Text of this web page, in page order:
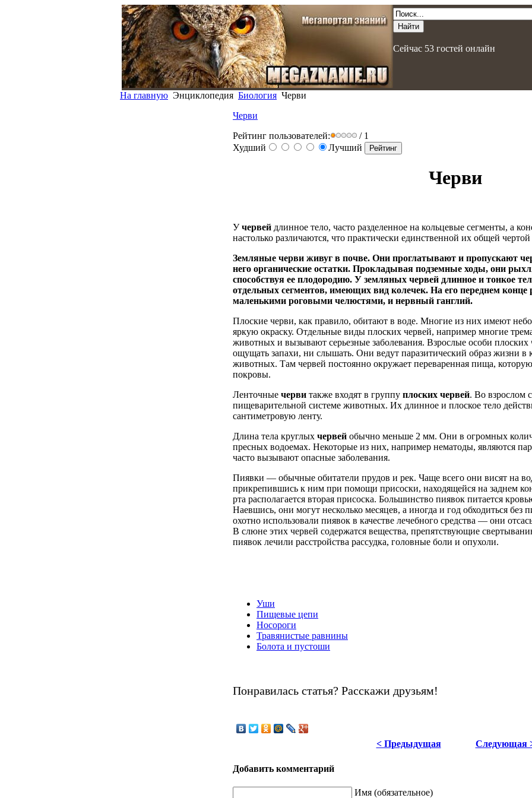
Сейчас 53 гостей онлайн
На главную Энциклопедия Биология Черви
Черви
Рейтинг пользователей:
/ 1
Худший
Лучший
Черви
Учервей длинное тело, часто разделенное на кольцевые сегменты, а
настолько различаются, что практически единственной их общей чертой
Земляные черви живуг в почве. Они проглатывают и пропускают
него органические остатки. Прокладывая подземные ходы, они
способствуя ее плодородию. У земляных червей длинное и тонкое
отдельных сегментов, имеющих вид колечек. На его переднем
маленькими роговыми челюстями, и нервный ганглий.
Плоские черви, как правило, обитают в воде. Многие из них имеют
яркую окраску. Отдельные виды плоских червей, например многие
животных и вызывают серьезные заболевания. Взрослые особи
ощущать запахи, ни слышать. Они ведут паразитический образ жизни
животных. Там червей постоянно окружает переваренная пища,
покровы.
Ленточные черви также входят в группу плоских червей. Во взрослом
пищеварительной системе животных. Их длинное и плоское тело
сантиметровую ленту.
Длина тела круглых червей обычно меньше 2 мм. Они в огромных
пресных водоемах. Некоторые из них, например нематоды, являются
часто вызывают опасные заболевания.
Пиявки — обычные обитатели прудов и рек. Чаще всего они висят на
прикрепившись к ним при помощи присоски, находящейся на заднем
рта располагается вторая присоска. Большинство пиявок питается
Наевшись, они могут несколько месяцев, а иногда и год обходиться без
охотно использовали пиявок в качестве лечебного средства — они
В слюне этих червей содержатся вещества, препятствующие
пиявок лечили расстройства рассудка, головные боли и опухоли.
Уши
Пищевые цепи
Носороги
Травянистые равнины
Болота и пустоши
Понравилась статья? Расскажи друзьям!
< Предыдущая Следующая
Добавить комментарий
Имя (обязательное)